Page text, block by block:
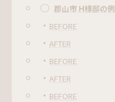
○ 郡山市 H様邸の例
・ BEFORE
・ AFTER
・ BEFORE
・ AFTER
・ BEFORE